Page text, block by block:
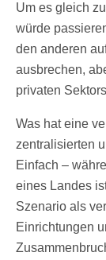
Um es gleich
würde
den anderen
ausbrechen,
privaten
Was hat eine
zentralisierten
Einfach –
eines Landes
Szenario als
Einrichtungen